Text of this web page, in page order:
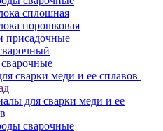
сплошная
порошковая
присадочные
сварки меди и ее сплавов
для сварки меди и ее
сварочные